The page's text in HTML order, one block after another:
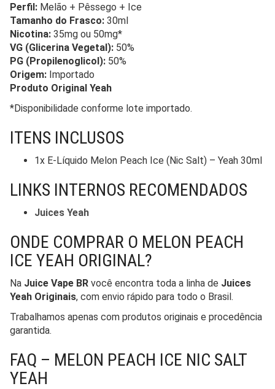
Perfil: Melão + Pêssego + Ice
Tamanho do Frasco: 30ml
Nicotina: 35mg ou 50mg*
VG (Glicerina Vegetal): 50%
PG (Propilenoglicol): 50%
Origem: Importado
Produto Original Yeah
*Disponibilidade conforme lote importado.
ITENS INCLUSOS
1x E-Líquido Melon Peach Ice (Nic Salt) – Yeah 30ml
LINKS INTERNOS RECOMENDADOS
Juices Yeah
ONDE COMPRAR O MELON PEACH
ICE YEAH ORIGINAL?
Na Juice Vape BR você encontra toda a linha de Juices
Yeah Originais, com envio rápido para todo o Brasil.
Trabalhamos apenas com produtos originais e procedência
garantida.
FAQ – MELON PEACH ICE NIC SALT
YEAH